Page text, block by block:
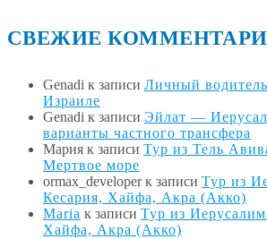
СВЕЖИЕ
Genadi к записи Личный
Израиле
Genadi к записи Эйлат —
варианты частного трансфера
Мария к записи Тур из Тель
Мертвое море
ormax_developerк записи Тур из
Кесария, Хайфа, Акра (Акко)
Maria к записи Тур из
Хайфа, Акра (Акко)